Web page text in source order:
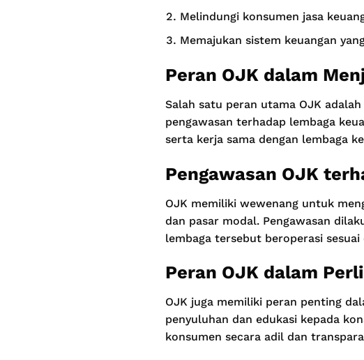
Melindungi konsumen jasa
Memajukan sistem keuangan
Peran OJK dalam
Salah satu peran utama OJK
pengawasan terhadap lembaga
serta kerja sama dengan lembaga
Pengawasan OJK
OJK memiliki wewenang untuk
dan pasar modal. Pengawasan
lembaga tersebut beroperasi
Peran OJK dalam
OJK juga memiliki peran penting
penyuluhan dan edukasi kepada
konsumen secara adil dan